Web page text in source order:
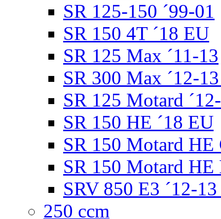
SR 125-150 ´99-01
SR 150 4T ´18 EU
SR 125 Max ´11-13
SR 300 Max ´12-
SR 125 Motard
SR 150 HE ´18 EU
SR 150 Motard HE
SR 150 Motard HE
SRV 850 E3 ´12-
250 ccm